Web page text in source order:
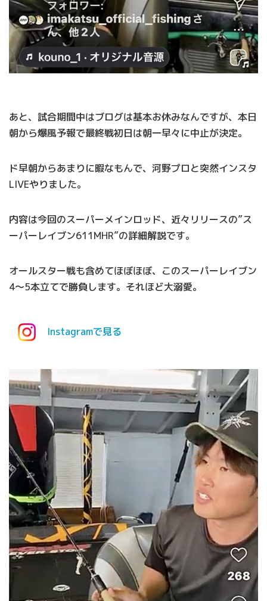
あと、試合期間中はブログは基本お休みなんですが、本日
朝から爆風予報で最終戦初日は朝一早々に中止が決定。
ド早朝からあまりに暇なもんで、河野プロと突然インスタ
LIVEやりました。
内容は今回のスーパーメインロッド、近々リリースの”ス
ーパーレイブン611MHR”の詳細解説です。
オールスター戦も含めてほぼほぼ、このスーパーレイブン
4〜5本立てで勝負します。それほど大溺愛。
Instagramで見る